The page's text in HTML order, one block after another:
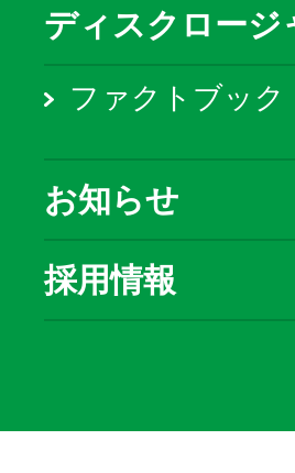
ディスクロージ
ファクトブック
お知らせ
採用情報